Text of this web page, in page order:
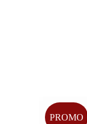
PROMO